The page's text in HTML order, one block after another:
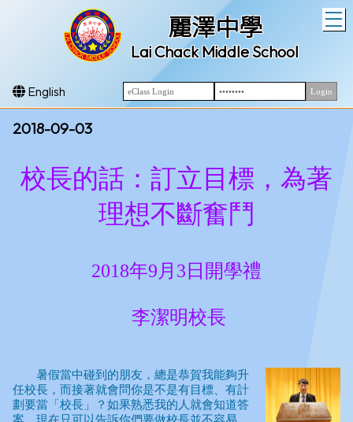
麗澤中學
Lai Chack Middle School
English
2018-09-03